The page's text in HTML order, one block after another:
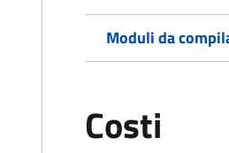
Moduli da
Costi